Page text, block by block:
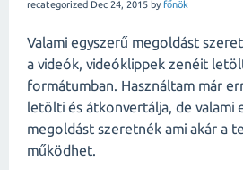
recategorized Dec 24, 2015 byfőnök
Valami egyszerű megoldást
a videók, videóklippek zenéit
formátumban. Használtam már
letölti és átkonvertálja, de valami
megoldást szeretnék ami akár a
működhet.